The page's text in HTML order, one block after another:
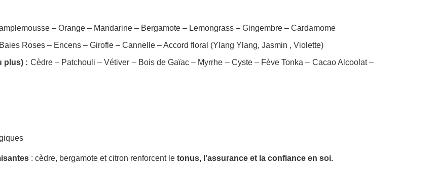
– Orange – Mandarine – Bergamote – Lemongrass – Gingembre – Cardamome
Baies Roses – Encens – Girofle – Cannelle – Accord floral (Ylang Ylang, Jasmin , Violette)
plus) : Cèdre – Patchouli – Vétiver – Bois de Gaïac – Myrrhe – Cyste – Fève Tonka – Cacao Alcoolat –
: cèdre, bergamote et citron renforcent le tonus, l’assurance et la confiance en soi.